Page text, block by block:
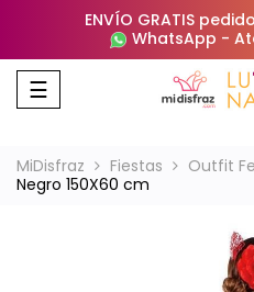
ENVÍO GRATIS
WhatsApp -
Navegación
de
☰
MiDisfraz Fiestas Outfit
Negro 150X60 cm